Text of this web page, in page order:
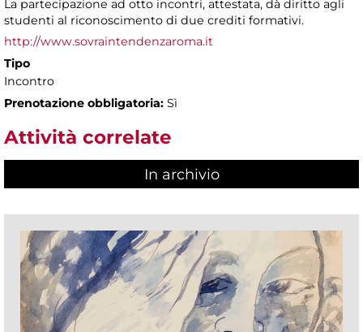
La partecipazione ad otto incontri, attestata, dà diritto agli
studenti al riconoscimento di due crediti formativi.
http://www.sovraintendenzaroma.it
Tipo
Incontro
Prenotazione obbligatoria: Sì
Attività correlate
In archivio